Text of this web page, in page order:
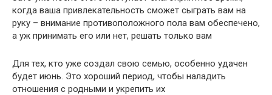
когда ваша привлекательность сможет сыграть вам на
руку – внимание противоположного пола вам обеспечено,
а уж принимать его или нет, решать только вам
Для тех, кто уже создал свою семью, особенно удачен
будет июнь. Это хороший период, чтобы наладить
отношения с родными и укрепить их